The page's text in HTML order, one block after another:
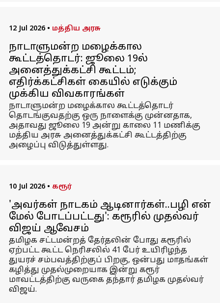
12 Jul 2026 • மத்திய அரசு
நாடாளுமன்ற மழைக்கால
கூட்டத்தொடர்: ஜூலை 19ல்
அனைத்துக்கட்சி கூட்டம்;
எதிர்க்கட்சிகள் கையில் எடுக்கும்
முக்கிய விவகாரங்கள்
நாடாளுமன்ற மழைக்கால கூட்டத்தொடர்
தொடங்குவதற்கு ஒரு நாளைக்கு முன்னதாக,
அதாவது ஜூலை 19 அன்று காலை 11 மணிக்கு
மத்திய அரசு அனைத்துக்கட்சி கூட்டத்திற்கு
அழைப்பு விடுத்துள்ளது.
10 Jul 2026 • கரூர்
'அவர்கள் நாடகம் ஆடினார்கள்..பழி என்
மேல் போடப்பட்டது': கரூரில் முதல்வர்
விஜய் ஆவேசம்
தமிழக சட்டமன்றத் தேர்தலின் போது கரூரில்
ஏற்பட்ட கூட்ட நெரிசலில் 41 பேர் உயிரிழந்த
துயரச் சம்பவத்திற்குப் பிறகு, ஒன்பது மாதங்கள்
கழித்து முதல்முறையாக இன்று கரூர்
மாவட்டத்திற்கு வருகை தந்தார் தமிழக முதல்வர்
விஜய்.